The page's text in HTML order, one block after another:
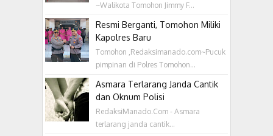
~Walikota Tomohon Jimmy F...
Resmi Berganti, Tomohon Miliki
Kapolres Baru
Tomohon ,Redaksimanado.com~Pucuk
pimpinan di Polres Tomohon...
Asmara Terlarang Janda Cantik
dan Oknum Polisi
RedaksiManado.Com - Asmara
terlarang janda cantik...